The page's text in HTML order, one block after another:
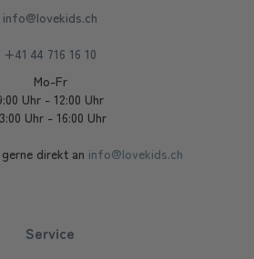
info@lovekids.ch
+41 44 716 16 10
Mo-Fr
Uhr - 12:00 Uhr
Uhr - 16:00 Uhr
direkt an info@lovekids.ch
Service